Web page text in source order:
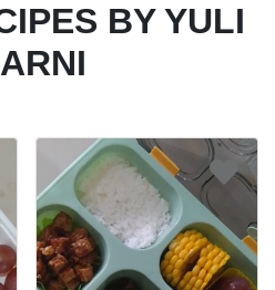
BY YULI